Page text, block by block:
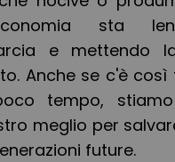
sta
e mettendo
Anche se c'è
tempo,
meglio per
future.